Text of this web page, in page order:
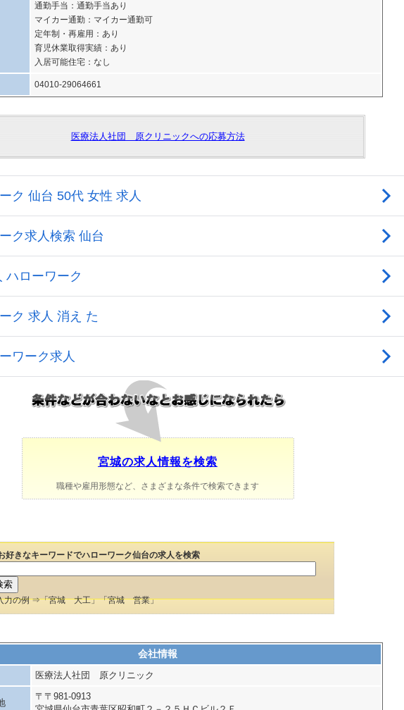
通勤手当：通勤手当あり
マイカー通勤：マイカー通勤可
定年制・再雇用：あり
育児休業取得実績：あり
入居可能住宅：なし
04010-29064661
医療法人社団 原クリニックへの応募方法
宮城の求人情報を検索
職種や雇用形態など、さまざまな条件で検索できます
好きなキーワードでハローワーク仙台の求人を検索
力の例 ⇒「宮城 大工」「宮城 営業」
会社情報
医療法人社団 原クリニック
〒〒981-0913